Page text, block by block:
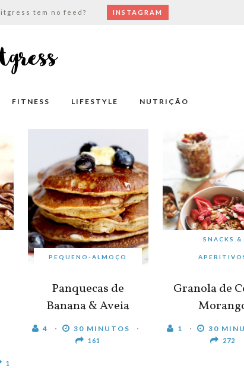
FITNESS LIFESTYLE NUTRIÇÃO
1
PEQUENO-ALMOÇO
Panquecas de
Banana & Aveia
4 30 MINUTOS
161
SNACKS &
Granola de
1 30
272
tem no feed? INSTAGRAM